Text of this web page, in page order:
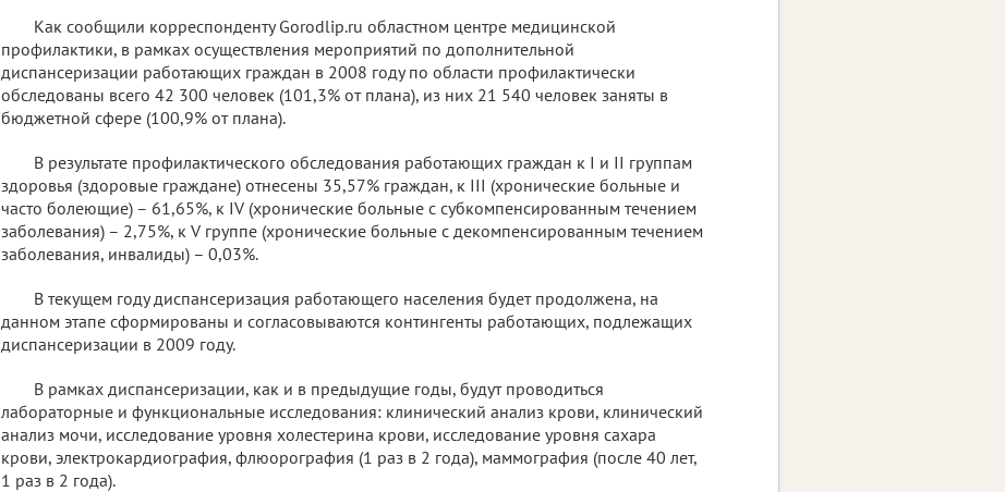
Как сообщили корреспонденту Gorodlip.ru областном центре медицинской
профилактики, в рамках осуществления мероприятий по дополнительной
диспансеризации работающих граждан в 2008 году по области профилактически
обследованы всего 42 300 человек (101,3% от плана), из них 21 540 человек заняты в
бюджетной сфере (100,9% от плана).
В результате профилактического обследования работающих граждан к I и II группам
здоровья (здоровые граждане) отнесены 35,57% граждан, к III (хронические больные и
часто болеющие) – 61,65%, к IV (хронические больные с субкомпенсированным течением
заболевания) – 2,75%, к V группе (хронические больные с декомпенсированным течением
заболевания, инвалиды) – 0,03%.
В текущем году диспансеризация работающего населения будет продолжена, на
данном этапе сформированы и согласовываются контингенты работающих, подлежащих
диспансеризации в 2009 году.
В рамках диспансеризации, как и в предыдущие годы, будут проводиться
лабораторные и функциональные исследования: клинический анализ крови, клинический
анализ мочи, исследование уровня холестерина крови, исследование уровня сахара
крови, электрокардиография, флюорография (1 раз в 2 года), маммография (после 40 лет,
1 раз в 2 года).